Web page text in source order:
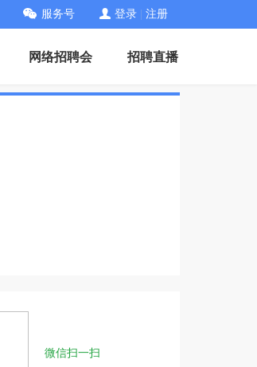
服务号 登录 注册
网络招聘会 招聘直播
微信扫一扫